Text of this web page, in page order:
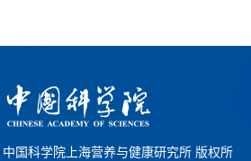
国科学院上海营养与健康研究所 版权所